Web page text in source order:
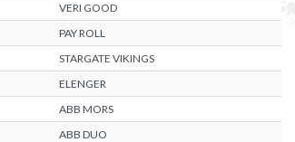
VERI GOOD
PAY ROLL
STARGATE VIKINGS
ELENGER
ABB MORS
ABB DUO